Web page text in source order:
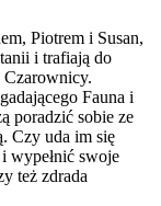
Piotrem i Susan,
i trafiają do
Czarownicy.
Fauna i
poradzić sobie ze
Czy uda im się
wypełnić swoje
też zdrada